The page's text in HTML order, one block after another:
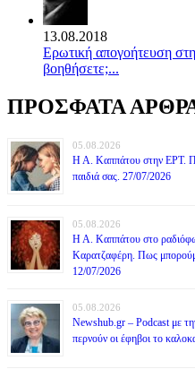
13.08.2018
Ερωτική απογοήτευση
βοηθήσετε;...
ΠΡΟΣΦΑΤΑ
05.08.2026
Η Α. Καππάτου στην ΕΡΤ.
παιδιά σας. 27/07/2026
05.08.2026
Η Α. Καππάτου στο
Καρατζαφέρη. Πως μπορούμε
12/07/2026
05.08.2026
Newshub.gr – Podcast με
περνούν οι έφηβοι το